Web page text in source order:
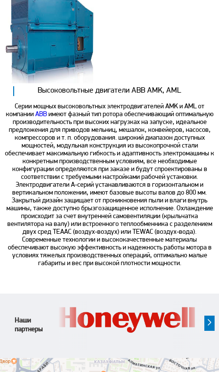
Высоковольтные двигатели ABB AMK, AML
Серии мощных высоковольтных электродвигателей AMK и AML от
компании ABBимеют фазный тип ротора обеспечивающий оптимальную
производительность при высоких нагрузках на запуске, идеальное
предложения для приводов мельниц, мешалок, конвейеров, насосов,
компрессоров и т. п. оборудования. широкий диапазон доступных
мощностей, модульная конструкция из высокопрочной стали
обеспечивает максимальную гибкость и адаптивность электромашины к
конкретным производственным условиям, все необходимые
конфигурации определяются при заказе и будут спроектированы в
соответствии с требуемыми настройками рабочей установки.
Электродвигатели A-серий устанавливаются в горизонтальном и
вертикальном положении, имеют базовые высоты валов до 800 мм.
Закрытый дизайн защищает от проникновения пыли и влаги внутрь
машины, также доступно брызгозащищенное исполнение. Охлаждение
происходит за счет внутренней самовентиляции (крыльчатка
вентилятора на валу) или встроенного теплообменника с разделением
двух сред TEAAC (воздух-воздух) или TEWAC (воздух-вода).
Современные технологии и высококачественные материалы
обеспечивают высокую эффективность и надежность работы мотора в
условиях тяжелых производственных операций, оптимально малые
габариты и вес при высокой плотности мощности.
Наши
партнеры